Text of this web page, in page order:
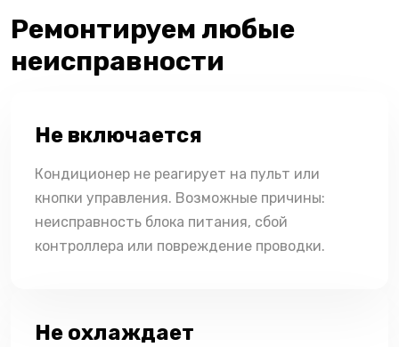
Ремонтируем любые
неисправности
Не включается
Кондиционер не реагирует на пульт или
кнопки управления. Возможные причины:
неисправность блока питания, сбой
контроллера или повреждение проводки.
Не охлаждает